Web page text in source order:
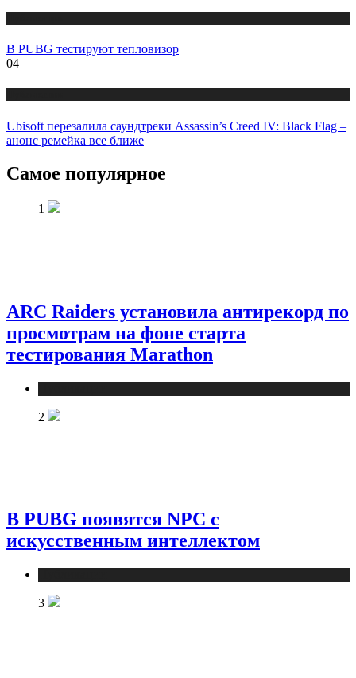
В PUBG тестируют тепловизор
04
Ubisoft перезалила саундтреки Assassin’s Creed IV: Black Flag –
анонс ремейка все ближе
Самое популярное
1
ARC Raiders установила антирекорд по
просмотрам на фоне старта
тестирования Marathon
2
В PUBG появятся NPC с
искусственным интеллектом
3